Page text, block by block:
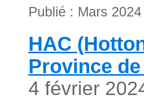
Publié : Mars 2024
HAC
Province
4 février